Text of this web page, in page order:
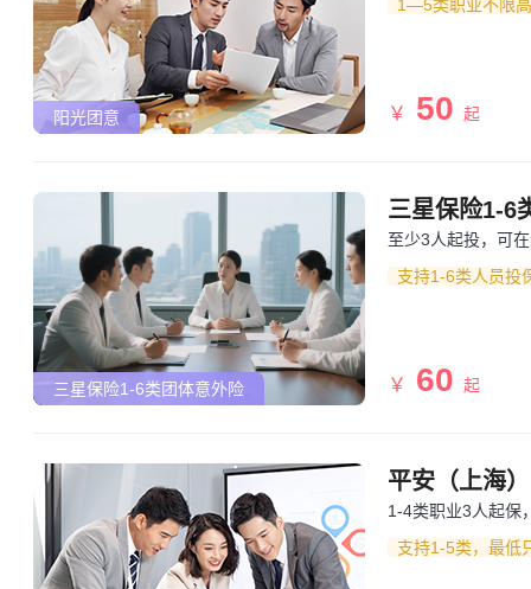
阳光团意
1—5类职业不限
￥ 50 起
三星保险1-6类团体意外险
三星保险1-6
至少3人起投，可
支持1-6类人员投
￥ 60 起
平安（上海
1-4类职业3人起保
支持1-5类，最低